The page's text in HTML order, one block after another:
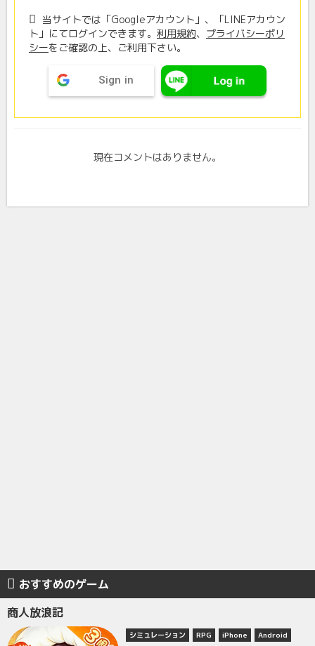
当サイトでは「Googleアカウント」、「LINEアカウン
ト」にてログインできます。 利用規約、 プライバシーポリ
シーをご確認の上、ご利用下さい。
Sign in
現在コメントはありません。
おすすめのゲーム
商人放浪記
シミュレーション RPG iPhone Android